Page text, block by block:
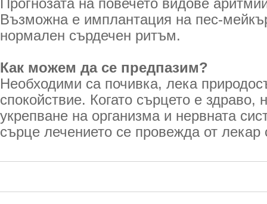
Прогнозата на повечето видове
Възможна е имплантация на пес-
нормален сърдечен ритъм.
Как можем да се предпазим?
Необходими са почивка, лека
спокойствие. Когато сърцето е
укрепване на организма и нервната
сърце лечението се провежда от лекар